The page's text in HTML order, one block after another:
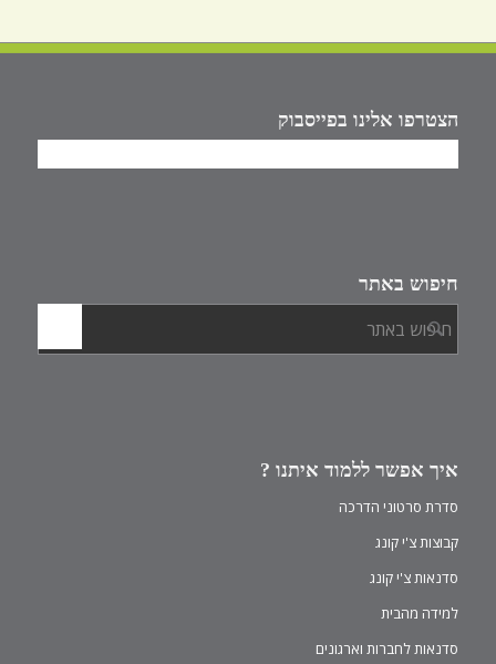
הצטרפו אלינו בפייסבוק
חיפוש באתר
איך אפשר ללמוד איתנו ?
סדרת סרטוני הדרכה
קבוצות צ'י קונג
סדנאות צ'י קונג
למידה מהבית
סדנאות לחברות וארגונים